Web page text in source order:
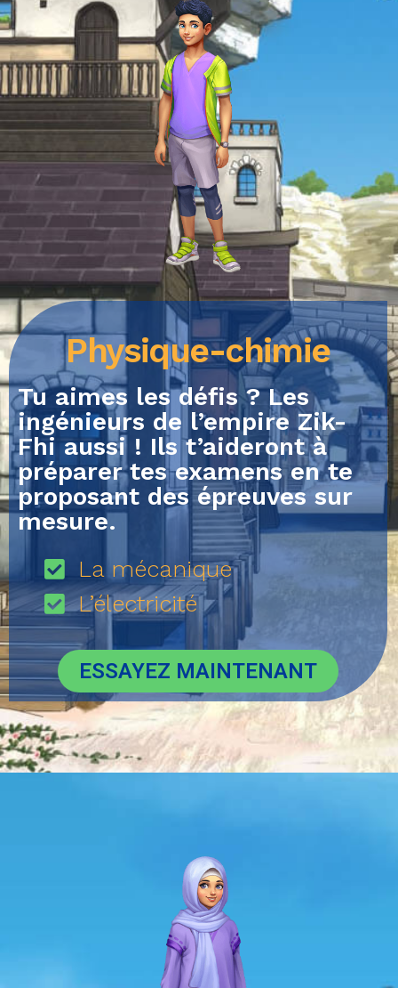
Physique-chimie
Tu aimes les défis ? Les
ingénieurs de l’empire Zik-
Fhi aussi ! Ils t’aideront à
préparer tes examens en te
proposant des épreuves sur
mesure.
La mécanique
L’électricité
ESSAYEZ MAINTENANT